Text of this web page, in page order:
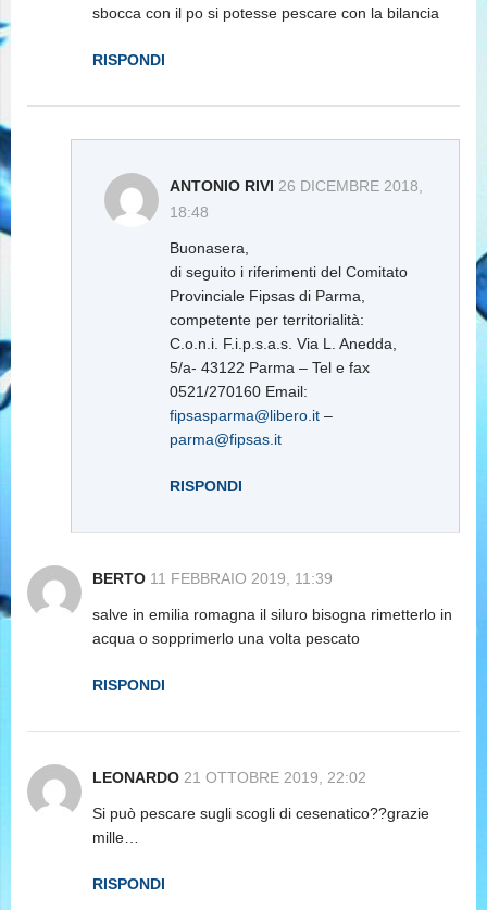
sbocca con il po si potesse pescare con la bilancia
RISPONDI
ANTONIO RIVI 26 DICEMBRE 2018,
18:48
Buonasera,
di seguito i riferimenti del Comitato
Provinciale Fipsas di Parma,
competente per territorialità:
C.o.n.i. F.i.p.s.a.s. Via L. Anedda,
5/a- 43122 Parma – Tel e fax
0521/270160 Email:
fipsasparma@libero.it –
parma@fipsas.it
RISPONDI
BERTO 11 FEBBRAIO 2019, 11:39
salve in emilia romagna il siluro bisogna rimetterlo in
acqua o sopprimerlo una volta pescato
RISPONDI
LEONARDO 21 OTTOBRE 2019, 22:02
Si può pescare sugli scogli di cesenatico??grazie
mille…
RISPONDI